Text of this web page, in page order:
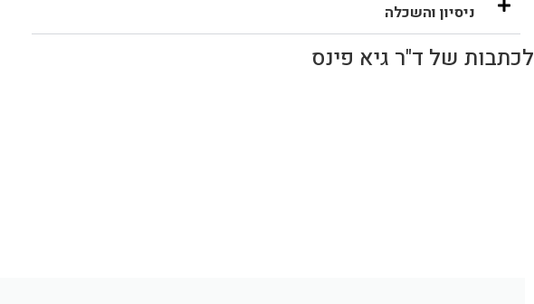
ניסיון והשכלה
לכתבות של ד"ר גיא פינס